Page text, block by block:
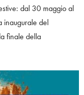
dal 30 maggio al
inaugurale del
finale della